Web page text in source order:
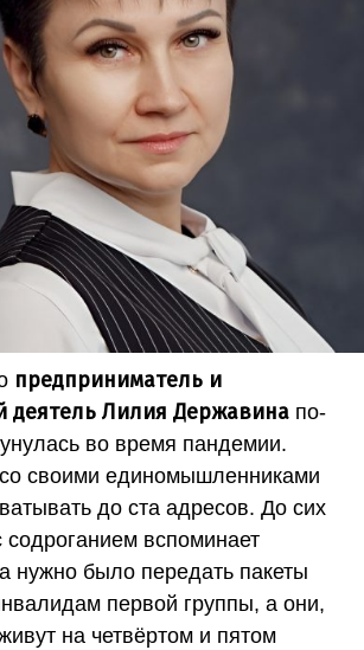
предприниматель и
деятель Лилия Державина по-
во время пандемии.
своими единомышленниками
до ста адресов. До сих
содроганием вспоминает
нужно было передать пакеты
первой группы, а они,
на четвёртом и пятом